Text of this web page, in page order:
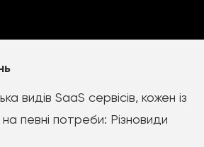
видів SaaS сервісів, кожен із
певні потреби: Різновиди